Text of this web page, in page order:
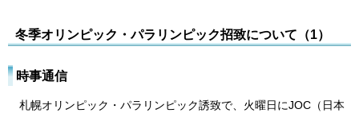
冬季オリンピック・パラリンピック招致について（1）
時事通信
札幌オリンピック・パラリンピック誘致で、火曜日にJOC（日本